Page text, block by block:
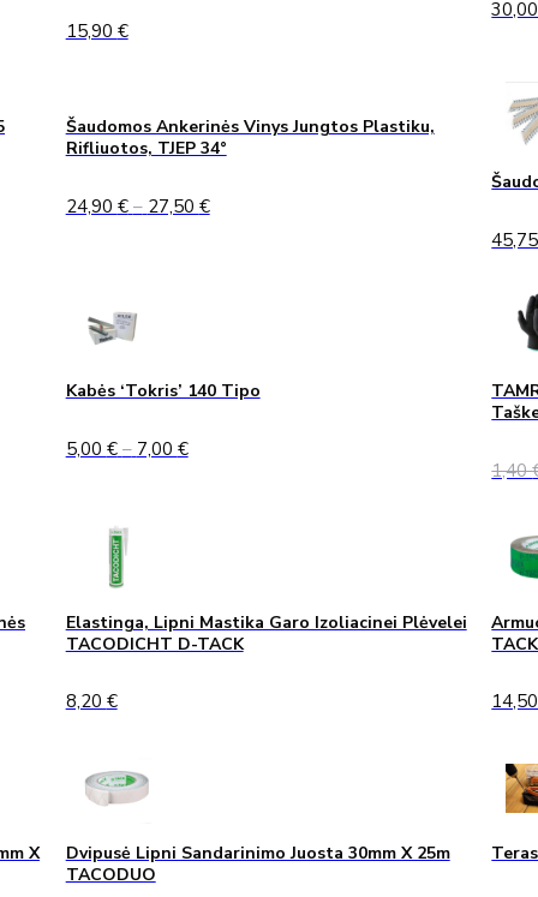
15,90 €
Šaudomos Ankerinės Vinys Jungtos Plastiku,
Rifliuotos, TJEP 34°
24,90 € – 27,50 €Price
Kabės ‘Tokris’ 140 Tipo
5,00 € – 7,00 €Price
1,40
Elastinga, Lipni Mastika Garo Izoliacinei Plėvelei
TACODICHT D-TACK
8,20 €
TACK
X
Dvipusė Lipni Sandarinimo Juosta 30mm X 25m
TACODUO